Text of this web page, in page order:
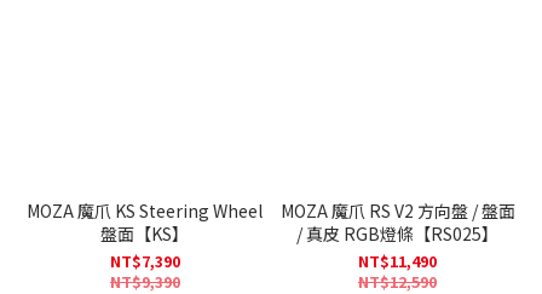
MOZA 魔爪 KS Steering Wheel
盤面【KS】
NT$7,390
NT$9,390
MOZA 魔爪 RS V2 方向盤 / 盤面
/ 真皮 RGB燈條【RS025】
NT$11,490
NT$12,590